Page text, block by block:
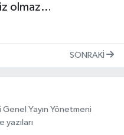
olmaz…
SONRAKI
Yayın Yönetmeni